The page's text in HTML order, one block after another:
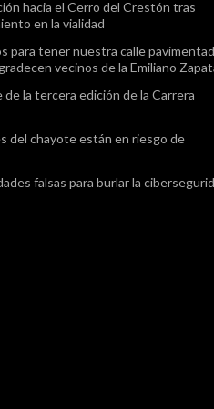
hacia el Cerro del Crestón tras
en la vialidad
para tener nuestra calle
vecinos de la Emiliano
de la tercera edición de la Carrera
del chayote están en riesgo de
falsas para burlar la